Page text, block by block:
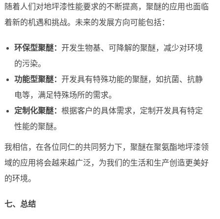
随着人们对地坪漆性能要求的不断提高，聚醚的应用也面临
着新的机遇和挑战。未来的发展方向可能包括：
环保型聚醚： 开发生物基、可降解的聚醚，减少对环境
的污染。
功能型聚醚： 开发具有特殊功能的聚醚，如抗菌、抗静
电等，满足特殊场所的需求。
定制化聚醚： 根据客户的具体需求，定制开发具有特定
性能的聚醚。
我相信，在各位同仁的共同努力下，聚醚在聚氨酯地坪漆领
域的应用将会越来越广泛，为我们的生活和生产创造更美好
的环境。
七、总结